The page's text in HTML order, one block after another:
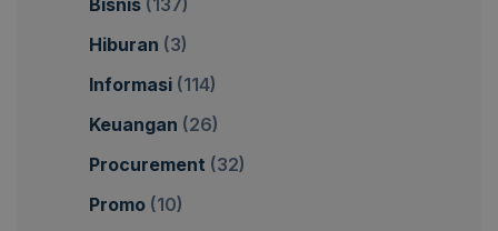
Hiburan (3)
Informasi (114)
Keuangan (26)
Procurement (32)
Promo (10)